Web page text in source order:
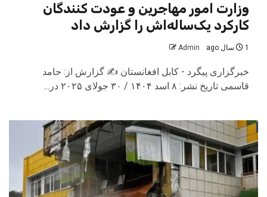
وزارت امور مهاجرین و عودت کنندگان
کارکرد یک‌ساله‌اش را گزارش داد
1 سال ago Admin
خبرگزاری پیگرد - کابل افغانستان ✍️ گزارش از: حامد
قاسمی تاریخ نشر: ۸ اسد ۱۴۰۴ / ۳۰ جولای ۲۰۲۵ در...